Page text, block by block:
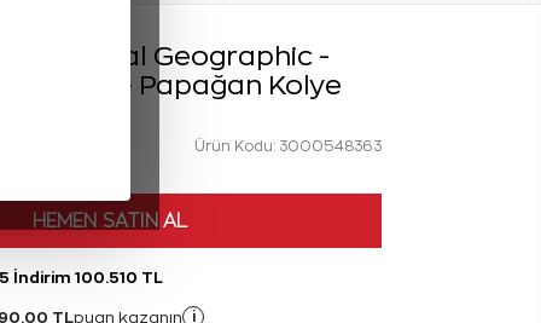
National Geographic -
Nature - Papağan Kolye
Ürün Kodu: 3000548363
HEMEN SATIN AL
İndirim 100.510 TL
TL puan kazanın i